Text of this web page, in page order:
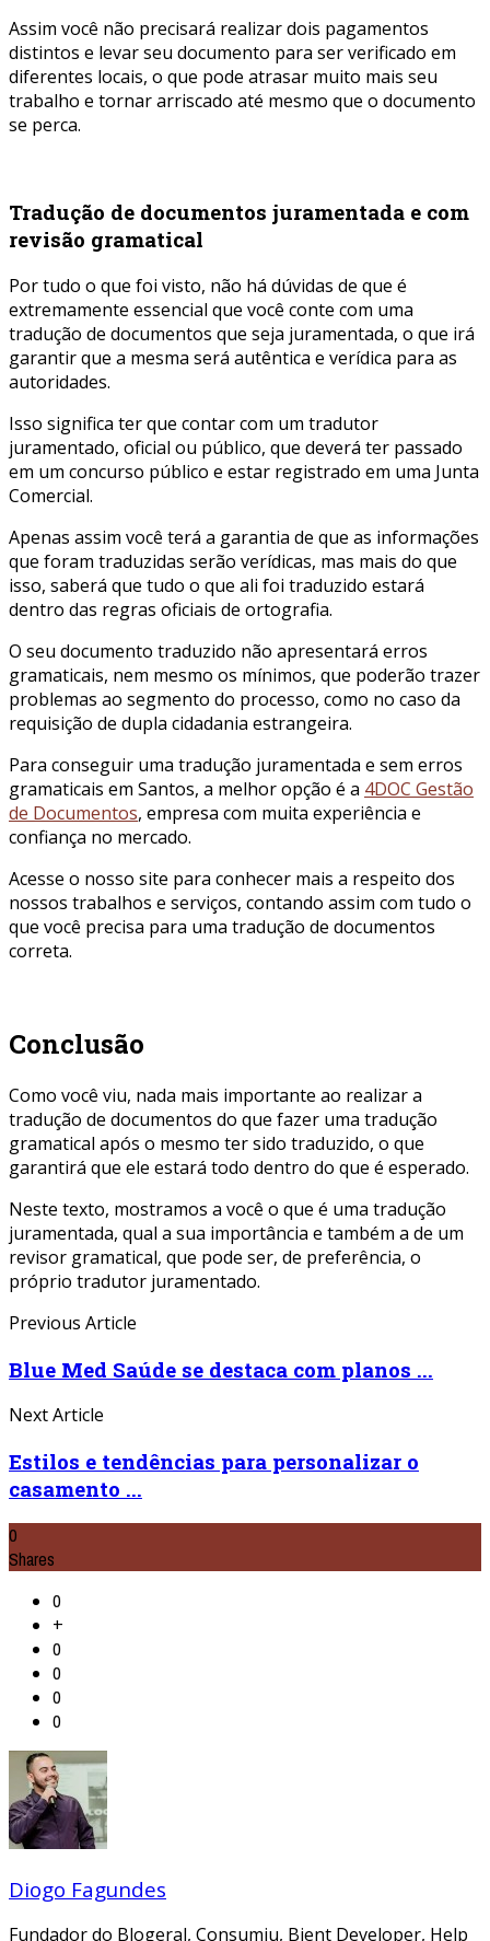
Assim você não precisará realizar dois pagamentos
distintos e levar seu documento para ser verificado em
diferentes locais, o que pode atrasar muito mais seu
trabalho e tornar arriscado até mesmo que o documento
se perca.
Tradução de documentos juramentada e com
revisão gramatical
Por tudo o que foi visto, não há dúvidas de que é
extremamente essencial que você conte com uma
tradução de documentos que seja juramentada, o que irá
garantir que a mesma será autêntica e verídica para as
autoridades.
Isso significa ter que contar com um tradutor
juramentado, oficial ou público, que deverá ter passado
em um concurso público e estar registrado em uma Junta
Comercial.
Apenas assim você terá a garantia de que as informações
que foram traduzidas serão verídicas, mas mais do que
isso, saberá que tudo o que ali foi traduzido estará
dentro das regras oficiais de ortografia.
O seu documento traduzido não apresentará erros
gramaticais, nem mesmo os mínimos, que poderão trazer
problemas ao segmento do processo, como no caso da
requisição de dupla cidadania estrangeira.
Para conseguir uma tradução juramentada e sem erros
gramaticais em Santos, a melhor opção é a 4DOC Gestão
de Documentos, empresa com muita experiência e
confiança no mercado.
Acesse o nosso site para conhecer mais a respeito dos
nossos trabalhos e serviços, contando assim com tudo o
que você precisa para uma tradução de documentos
correta.
Conclusão
Como você viu, nada mais importante ao realizar a
tradução de documentos do que fazer uma tradução
gramatical após o mesmo ter sido traduzido, o que
garantirá que ele estará todo dentro do que é esperado.
Neste texto, mostramos a você o que é uma tradução
juramentada, qual a sua importância e também a de um
revisor gramatical, que pode ser, de preferência, o
próprio tradutor juramentado.
Previous Article
Blue Med Saúde se destaca com planos ...
Next Article
Estilos e tendências para personalizar o
casamento ...
0
Shares
0
+
0
0
0
0
Diogo Fagundes
Fundador do Blogeral, Consumiu, Bient Developer, Help